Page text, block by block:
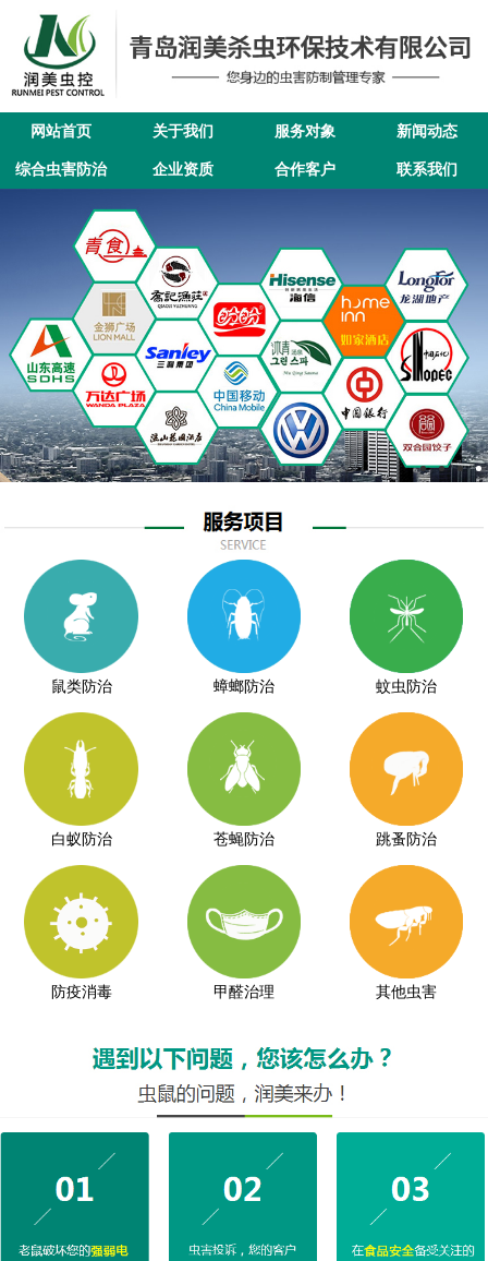
网站首页 关于我们 服务对象 新闻动态
综合虫害防治 企业资质 合作客户 联系我们
鼠类防治 蟑螂防治 蚊虫防治
白蚁防治 苍蝇防治 跳蚤防治
防疫消毒 甲醛治理 其他虫害